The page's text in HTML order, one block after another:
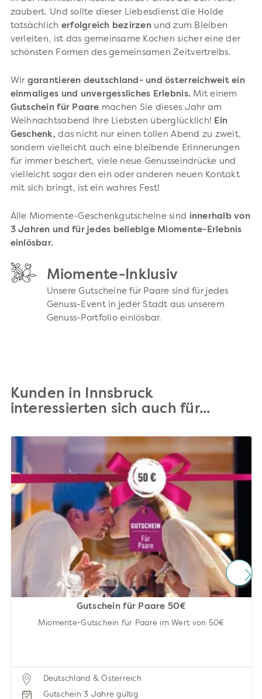
zaubert. Und sollte dieser Liebesdienst die Holde
tatsächlich erfolgreich bezirzenund zum Bleiben
verleiten, ist das gemeinsame Kochen sicher eine der
schönsten Formen des gemeinsamen Zeitvertreibs.
Wir garantieren deutschland- und österreichweit ein
einmaliges und unvergessliches Erlebnis. Mit einem
Gutschein für Paare machen Sie dieses Jahr am
Weihnachtsabend Ihre Liebsten überglücklich! Ein
Geschenk, das nicht nur einen tollen Abend zu zweit,
sondern vielleicht auch eine bleibende Erinnerungen
für immer beschert, viele neue Genusseindrücke und
vielleicht sogar den ein oder anderen neuen Kontakt
mit sich bringt, ist ein wahres Fest!
Alle Miomente-Geschenkgutscheine sind innerhalb von
3 Jahren und für jedes beliebige Miomente-Erlebnis
einlösbar.
Miomente-Inklusiv
Unsere Gutscheine für Paare sind für jedes
Genuss-Event in jeder Stadt aus unserem
Genuss-Portfolio einlösbar.
Kunden in Innsbruck
interessierten sich auch für...
Gutschein für Paare 50€
Miomente-Gutschein für Paare im Wert von 50€
Deutschland & Österreich
Gutschein 3 Jahre gültig